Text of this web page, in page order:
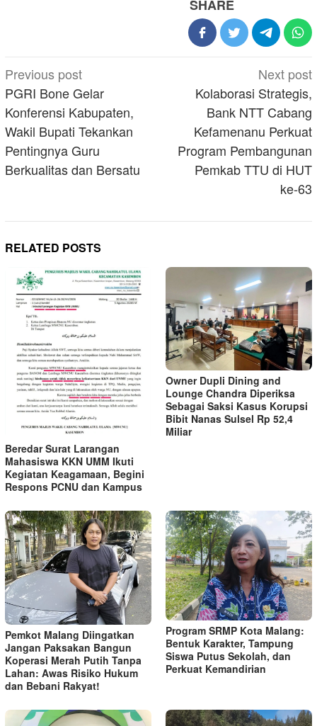
SHARE
Post
navigation
Previous post
PGRI Bone Gelar
Konferensi Kabupaten,
Wakil Bupati Tekankan
Pentingnya Guru
Berkualitas dan Bersatu
Next post
Kolaborasi Strategis,
Bank NTT Cabang
Kefamenanu Perkuat
Program Pembangunan
Pemkab TTU di HUT
ke‑63
RELATED POSTS
Beredar Surat Larangan
Mahasiswa KKN UMM Ikuti
Kegiatan Keagamaan, Begini
Respons PCNU dan Kampus
Owner Dupli Dining and
Lounge Chandra Diperiksa
Sebagai Saksi Kasus Korupsi
Bibit Nanas Sulsel Rp 52,4
Miliar
Pemkot Malang Diingatkan
Jangan Paksakan Bangun
Koperasi Merah Putih Tanpa
Lahan: Awas Risiko Hukum
dan Bebani Rakyat!
Program SRMP Kota Malang:
Bentuk Karakter, Tampung
Siswa Putus Sekolah, dan
Perkuat Kemandirian